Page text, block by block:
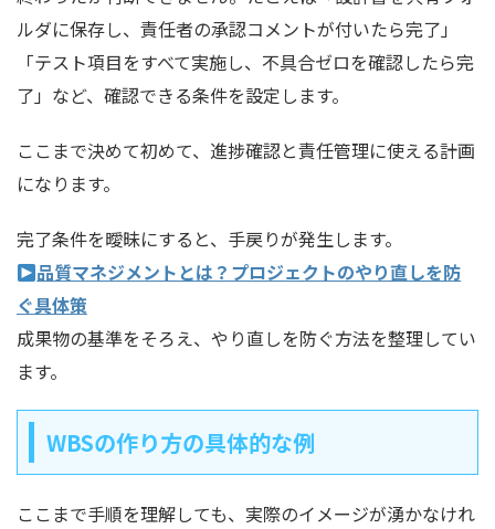
ルダに保存し、責任者の承認コメントが付いたら完了」
「テスト項目をすべて実施し、不具合ゼロを確認したら完
了」など、確認できる条件を設定します。
ここまで決めて初めて、進捗確認と責任管理に使える計画
になります。
完了条件を曖昧にすると、手戻りが発生します。
品質マネジメントとは？プロジェクトのやり直しを防
ぐ具体策
成果物の基準をそろえ、やり直しを防ぐ方法を整理してい
ます。
WBSの作り方の具体的な例
ここまで手順を理解しても、実際のイメージが湧かなけれ